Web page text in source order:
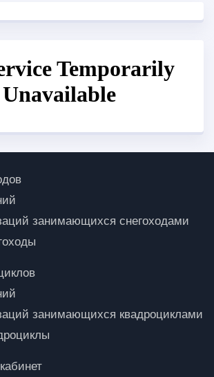
занимающихся снегоходами
занимающихся квадроциклами